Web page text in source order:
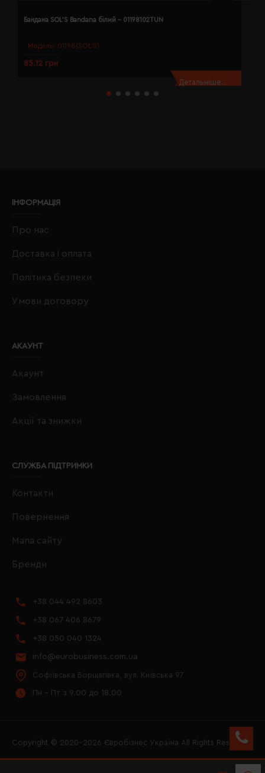
Модель: 01198(SOL’S)
Бандана SOL'S Bandana білий - 01198102TUN
85.12 грн
Детальніше...
ІНФОРМАЦІЯ
Про нас
Доставка і оплата
Політика безпеки
Умови договору
АКАУНТ
Акаунт
Замовлення
Акції та знижки
СЛУЖБА ПІДТРИМКИ
Контакти
Повернення
Мапа сайту
Бренди
+38 044 492 8603
+38 067 406 8679
+38 050 040 1324
info@eurobusiness.com.ua
Софіївська Борщагівка, вул. Київська 97
Пн - Пт з 9.00 до 18.00
Copyright © 2020–2026 Євробізнес Україна All Rights Reserved